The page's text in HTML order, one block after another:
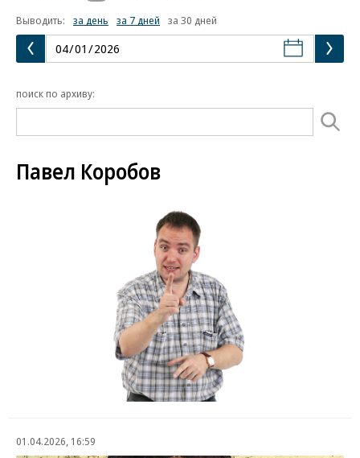
Выводить:
за день за 7 дней за 30 дней
поиск по архиву:
Павел Коробов
01.04.2026, 16:59